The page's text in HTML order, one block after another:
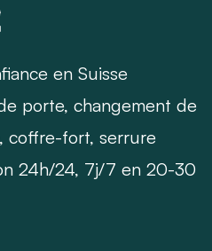
en Suisse
porte, changement de
coffre-fort, serrure
24h/24, 7j/7 en 20-30